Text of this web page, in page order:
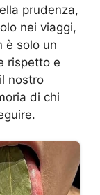
prudenza,
nei viaggi,
è solo un
rispetto e
nostro
di chi